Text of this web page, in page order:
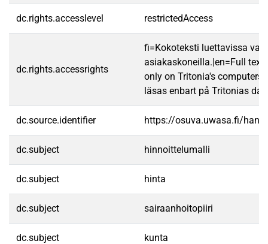
dc.rights.accesslevel restrictedAccess
dc.rights.accessrights
fi=Kokoteksti luettavissa
asiakaskoneilla.|en=Full text
only on Tritonia's
läsas enbart på Tritonias
dc.source.identifier https://osuva.uwasa.fi/
dc.subject hinnoittelumalli
dc.subject hinta
dc.subject sairaanhoitopiiri
dc.subject kunta